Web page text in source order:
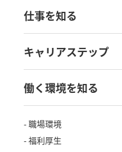
仕事を知る
キャリアステップ
働く環境を知る
- 職場環境
- 福利厚生